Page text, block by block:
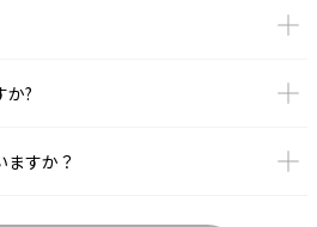
か?
ますか？